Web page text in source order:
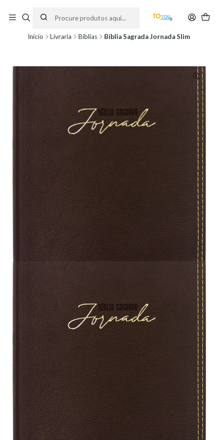
partir do dia 11 de Agosto, às 10H.
Início Livraria Bíblias Bíblia Sagrada Jornada Slim